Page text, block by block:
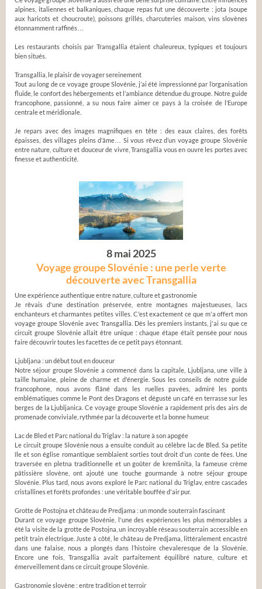
alpines, italiennes et balkaniques, chaque repas fut une découverte : jota (soupe
aux haricots et choucroute), poissons grillés, charcuteries maison, vins slovènes
étonnamment raffinés…
Les restaurants choisis par Transgallia étaient chaleureux, typiques et toujours
bien situés.
Transgallia, le plaisir de voyager sereinement
Tout au long de ce voyage groupe Slovénie, j’ai été impressionné par l’organisation
fluide, le confort des hébergements et l’ambiance détendue du groupe. Notre guide
francophone, passionné, a su nous faire aimer ce pays à la croisée de l’Europe
centrale et méridionale.
Je repars avec des images magnifiques en tête : des eaux claires, des forêts
épaisses, des villages pleins d’âme… Si vous rêvez d’un voyage groupe Slovénie
entre nature, culture et douceur de vivre, Transgallia vous en ouvre les portes avec
finesse et authenticité.
8 mai 2025
Voyage groupe Slovénie : une perle verte
découverte avec Transgallia
Une expérience authentique entre nature, culture et gastronomie
Je rêvais d'une destination préservée, entre montagnes majestueuses, lacs
enchanteurs et charmantes petites villes. C'est exactement ce que m'a offert mon
voyage groupe Slovénie avec Transgallia. Dès les premiers instants, j'ai su que ce
circuit groupe Slovénie allait être unique : chaque étape était pensée pour nous
faire découvrir toutes les facettes de ce petit pays étonnant.
Ljubljana : un début tout en douceur
Notre séjour groupe Slovénie a commencé dans la capitale, Ljubljana, une ville à
taille humaine, pleine de charme et d'énergie. Sous les conseils de notre guide
francophone, nous avons flâné dans les ruelles pavées, admiré les ponts
emblématiques comme le Pont des Dragons et dégusté un café en terrasse sur les
berges de la Ljubljanica. Ce voyage groupe Slovénie a rapidement pris des airs de
promenade conviviale, rythmée par la découverte et la bonne humeur.
Lac de Bled et Parc national du Triglav : la nature à son apogée
Le circuit groupe Slovénie nous a ensuite conduit au célèbre lac de Bled. Sa petite
île et son église romantique semblaient sorties tout droit d'un conte de fées. Une
traversée en pletna traditionnelle et un goûter de kremšnita, la fameuse crème
pâtissière slovène, ont ajouté une touche gourmande à notre séjour groupe
Slovénie. Plus tard, nous avons exploré le Parc national du Triglav, entre cascades
cristallines et forêts profondes : une véritable bouffée d'air pur.
Grotte de Postojna et château de Predjama : un monde souterrain fascinant
Durant ce voyage groupe Slovénie, l'une des expériences les plus mémorables a
été la visite de la grotte de Postojna, un incroyable réseau souterrain accessible en
petit train électrique. Juste à côté, le château de Predjama, littéralement encastré
dans une falaise, nous a plongés dans l’histoire chevaleresque de la Slovénie.
Encore une fois, Transgallia avait parfaitement équilibré nature, culture et
émerveillement dans ce circuit groupe Slovénie.
Gastronomie slovène : entre tradition et terroir